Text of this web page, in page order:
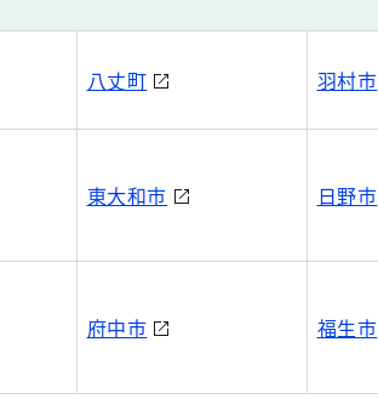
八丈町 羽村市
東大和市 日野市
府中市 福生市